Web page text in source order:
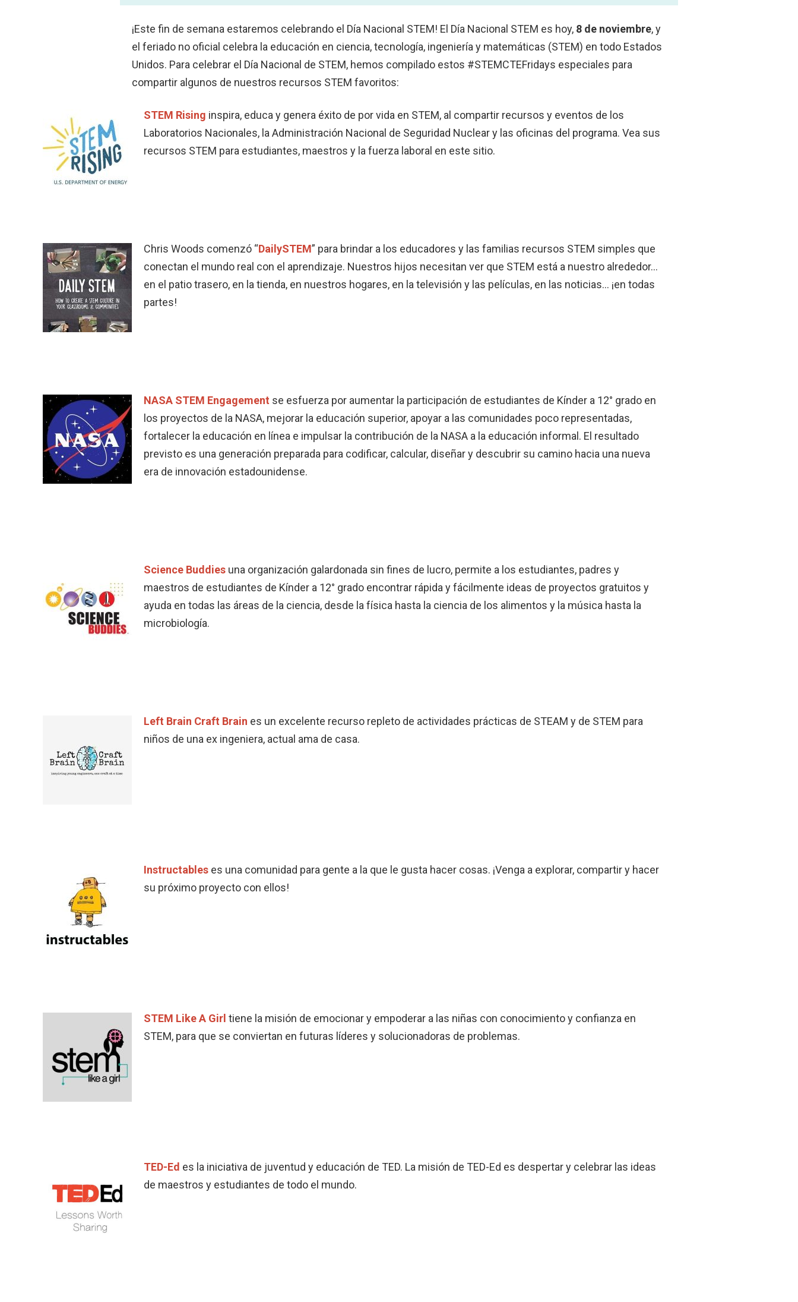
¡Este fin de semana estaremos celebrando el Día Nacional STEM! El Día Nacional STEM es hoy, 8 de noviembre, y
el feriado no oficial celebra la educación en ciencia, tecnología, ingeniería y matemáticas (STEM) en todo Estados
Unidos. Para celebrar el Día Nacional de STEM, hemos compilado estos #STEMCTEFridays especiales para
compartir algunos de nuestros recursos STEM favoritos:
STEM Rising inspira, educa y genera éxito de por vida en STEM, al compartir recursos y eventos de los
Laboratorios Nacionales, la Administración Nacional de Seguridad Nuclear y las oficinas del programa. Vea sus
recursos STEM para estudiantes, maestros y la fuerza laboral en este sitio.
Chris Woods comenzó “DailySTEM” para brindar a los educadores y las familias recursos STEM simples que
conectan el mundo real con el aprendizaje. Nuestros hijos necesitan ver que STEM está a nuestro alrededor…
en el patio trasero, en la tienda, en nuestros hogares, en la televisión y las películas, en las noticias… ¡en todas
partes!
NASA STEM Engagement se esfuerza por aumentar la participación de estudiantes de Kínder a 12° grado en
los proyectos de la NASA, mejorar la educación superior, apoyar a las comunidades poco representadas,
fortalecer la educación en línea e impulsar la contribución de la NASA a la educación informal. El resultado
previsto es una generación preparada para codificar, calcular, diseñar y descubrir su camino hacia una nueva
era de innovación estadounidense.
Science Buddies una organización galardonada sin fines de lucro, permite a los estudiantes, padres y
maestros de estudiantes de Kínder a 12° grado encontrar rápida y fácilmente ideas de proyectos gratuitos y
ayuda en todas las áreas de la ciencia, desde la física hasta la ciencia de los alimentos y la música hasta la
microbiología.
Left Brain Craft Brain es un excelente recurso repleto de actividades prácticas de STEAM y de STEM para
niños de una ex ingeniera, actual ama de casa.
Instructables es una comunidad para gente a la que le gusta hacer cosas. ¡Venga a explorar, compartir y hacer
su próximo proyecto con ellos!
STEM Like A Girl tiene la misión de emocionar y empoderar a las niñas con conocimiento y confianza en
STEM, para que se conviertan en futuras líderes y solucionadoras de problemas.
TED-Ed es la iniciativa de juventud y educación de TED. La misión de TED-Ed es despertar y celebrar las ideas
de maestros y estudiantes de todo el mundo.